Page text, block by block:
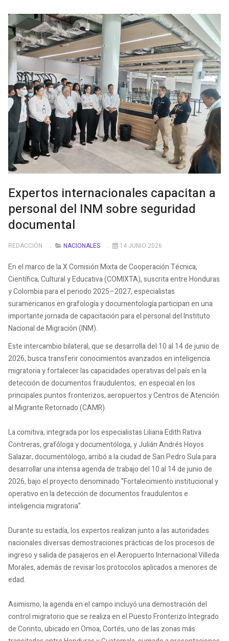
Expertos internacionales capacitan a
personal del INM sobre seguridad
documental
REDACCIÓN NACIONALES 14 JUNIO 2026
En el marco de la X Comisión Mixta de Cooperación Técnica,
Científica, Cultural y Educativa (COMIXTA), suscrita entre Honduras
y Colombia para el periodo 2025–2027, especialistas
suramericanos en grafología y documentología participan en una
importante jornada de capacitación para el personal del Instituto
Nacional de Migración (INM).
Este intercambio bilateral, que se desarrolla del 10 al 14 de junio de
2026, busca transferir conocimientos avanzados en inteligencia
migratoria y fortalecer las capacidades operativas del país en la
detección de documentos fraudulentos, en especial en los
principales puntos fronterizos, aeropuertos y Centros de Atención
al Migrante Retornado (CAMR).
La comitiva, integrada por los especialistas Liliana Edith Rativa
Contreras, grafóloga y documentóloga, y Julián Andrés Hoyos
Salazar, documentólogo, arribó a la ciudad de San Pedro Sula para
desarrollar una intensa agenda de trabajo del 10 al 14 de junio de
2026, bajo el proyecto denominado “Fortalecimiento institucional y
operativo en la detección de documentos fraudulentos e
inteligencia migratoria”.
Durante su estadía, los expertos realizan junto a las autoridades
nacionales diversas demostraciones prácticas de los procesos de
ingreso y salida de pasajeros en el Aeropuerto Internacional Villeda
Morales, además de revisar los protocolos aplicados a menores de
edad.
Asimismo, la agenda en el campo incluyó una demostración del
control migratorio que se realiza en el Puesto Fronterizo Integrado
de Corinto, ubicado en Omoa, Cortés, uno de las zonas más